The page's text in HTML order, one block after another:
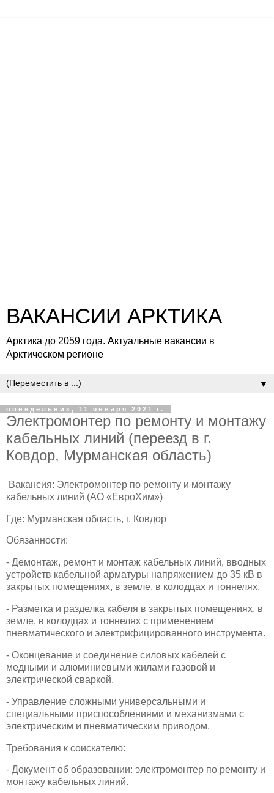
ВАКАНСИИ АРКТИКА
Арктика до 2059 года. Актуальные вакансии в
Арктическом регионе
▼
понедельник, 11 января 2021 г.
Электромонтер по ремонту и монтажу
кабельных линий (переезд в г.
Ковдор, Мурманская область)
Вакансия: Электромонтер по ремонту и монтажу
кабельных линий (АО «ЕвроХим»)
Где: Мурманская область, г. Ковдор
Обязанности:
- Демонтаж, ремонт и монтаж кабельных линий, вводных
устройств кабельной арматуры напряжением до 35 кВ в
закрытых помещениях, в земле, в колодцах и тоннелях.
- Разметка и разделка кабеля в закрытых помещениях, в
земле, в колодцах и тоннелях с применением
пневматического и электрифицированного инструмента.
- Оконцевание и соединение силовых кабелей с
медными и алюминиевыми жилами газовой и
электрической сваркой.
- Управление сложными универсальными и
специальными приспособлениями и механизмами с
электрическим и пневматическим приводом.
Требования к соискателю:
- Документ об образовании: электромонтер по ремонту и
монтажу кабельных линий.